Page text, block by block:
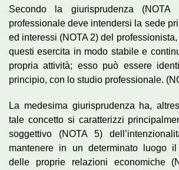
Secondo la giurisprudenza
professionale deve intendersi la sede
ed interessi (NOTA 2) del
questi esercita in modo stabile e
propria attività; esso può essere
principio, con lo studio professionale.
La medesima giurisprudenza ha,
tale concetto si caratterizzi
soggettivo (NOTA 5)
mantenere in un determinato luogo
delle proprie relazioni economiche